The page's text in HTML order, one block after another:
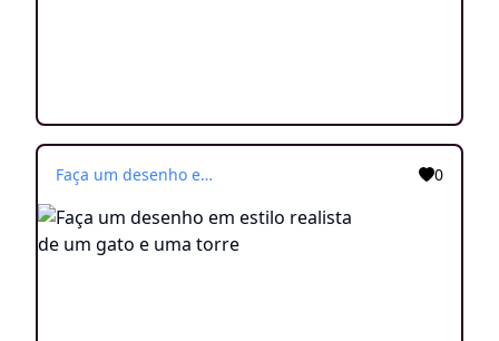
Faça um desenho em estilo realista de um gato e uma torre 0